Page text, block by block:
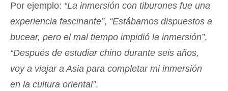
Por ejemplo: “La inmersión con tiburones fue una
experiencia fascinante”, “Estábamos dispuestos a
bucear, pero el mal tiempo impidió la inmersión”,
“Después de estudiar chino durante seis años,
voy a viajar a Asia para completar mi inmersión
en la cultura oriental”.